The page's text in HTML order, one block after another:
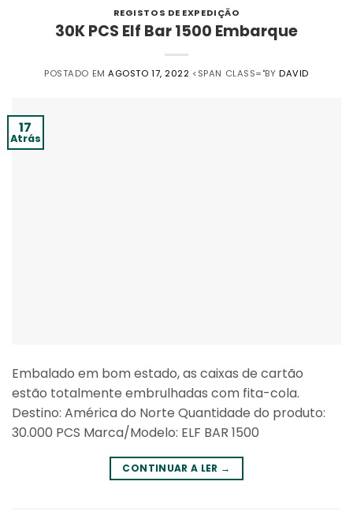
REGISTOS DE EXPEDIÇÃO
30K PCS Elf Bar 1500 Embarque
POSTADO EMAGOSTO 17, 2022 <SPAN CLASS="BYDAVID
17
Atrás
Embalado em bom estado, as caixas de cartão
estão totalmente embrulhadas com fita-cola.
Destino: América do Norte Quantidade do produto:
30.000 PCS Marca/Modelo: ELF BAR 1500
CONTINUAR A LER →